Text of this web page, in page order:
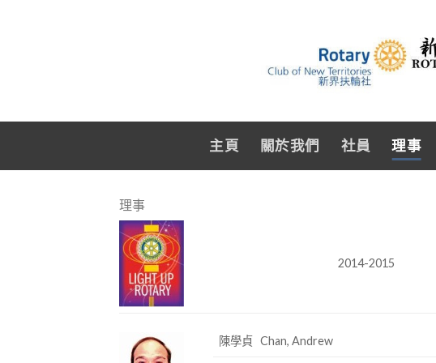
主頁 關於我們 社員 理事
理事
2014-2015
陳學貞 Chan, Andrew